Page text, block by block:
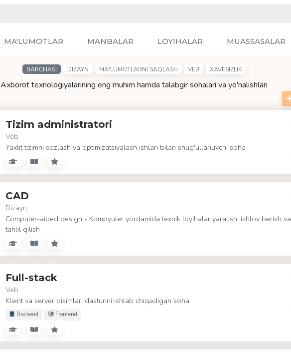
MA'LUMOTLAR MANBALAR LOYIHALAR MUASSASALAR
BARCHASI DIZAYN MA'LUMOTLARNI SAQLASH VEB XAVFSIZLIK
Axborot texnologiyalarining eng muhim hamda talabgir sohalari va yo'nalishlari
Tizim administratori
Veb
Yaxlit tizimni sozlash va optimizatsiyalash ishlari bilan shug'ullanuvchi soha
CAD
Dizayn
Computer-aided design - Kompyuter yordamida texnik loyihalar yaratish, ishlov berish va
tahlil qilish
Full-stack
Veb
Klient va server qisimlari dasturini ishlab chiqadigan soha
Backend Frontend